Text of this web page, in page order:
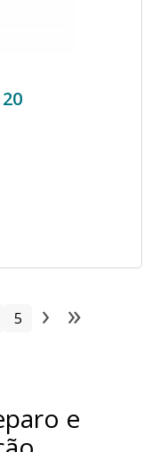
Página
5 Next
› Last
»
e